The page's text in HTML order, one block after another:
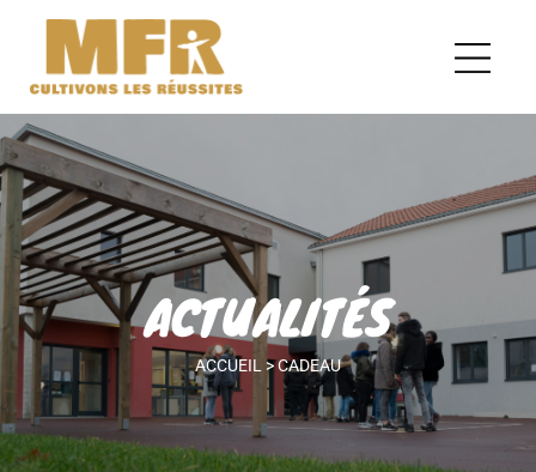
ACTUALITÉS
ACCUEIL >CADEAU